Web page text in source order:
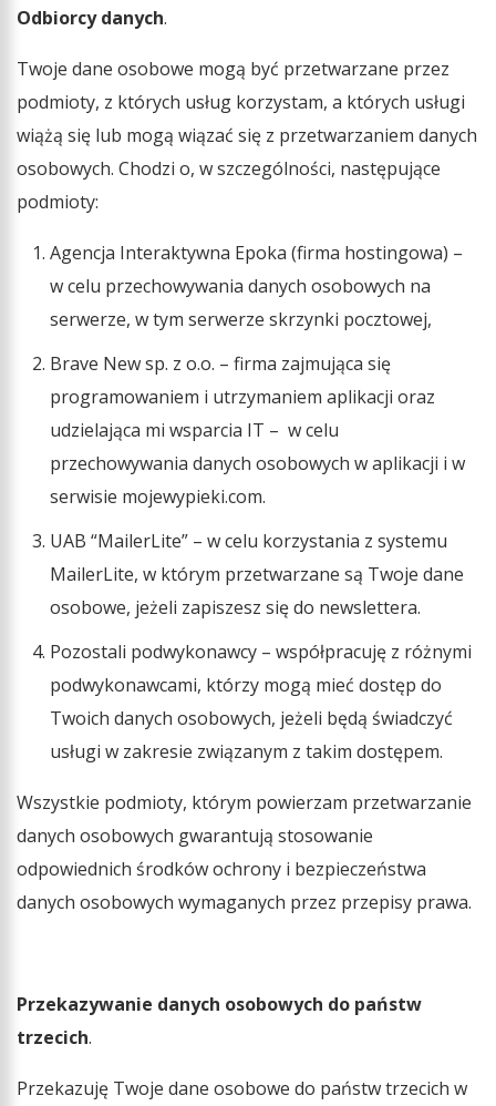
Odbiorcy danych.
Twoje dane osobowe mogą być przetwarzane przez
podmioty, z których usług korzystam, a których usługi
wiążą się lub mogą wiązać się z przetwarzaniem danych
osobowych. Chodzi o, w szczególności, następujące
podmioty:
Agencja Interaktywna Epoka (firma hostingowa) –
w celu przechowywania danych osobowych na
serwerze, w tym serwerze skrzynki pocztowej,
Brave New sp. z o.o. – firma zajmująca się
programowaniem i utrzymaniem aplikacji oraz
udzielająca mi wsparcia IT – w celu
przechowywania danych osobowych w aplikacji i w
serwisie mojewypieki.com.
UAB “MailerLite” – w celu korzystania z systemu
MailerLite, w którym przetwarzane są Twoje dane
osobowe, jeżeli zapiszesz się do newslettera.
Pozostali podwykonawcy – współpracuję z różnymi
podwykonawcami, którzy mogą mieć dostęp do
Twoich danych osobowych, jeżeli będą świadczyć
usługi w zakresie związanym z takim dostępem.
Wszystkie podmioty, którym powierzam przetwarzanie
danych osobowych gwarantują stosowanie
odpowiednich środków ochrony i bezpieczeństwa
danych osobowych wymaganych przez przepisy prawa.
Przekazywanie danych osobowych do państw
trzecich.
Przekazuję Twoje dane osobowe do państw trzecich w